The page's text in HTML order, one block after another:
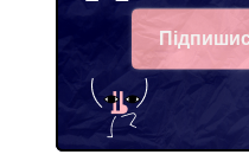
Facebook